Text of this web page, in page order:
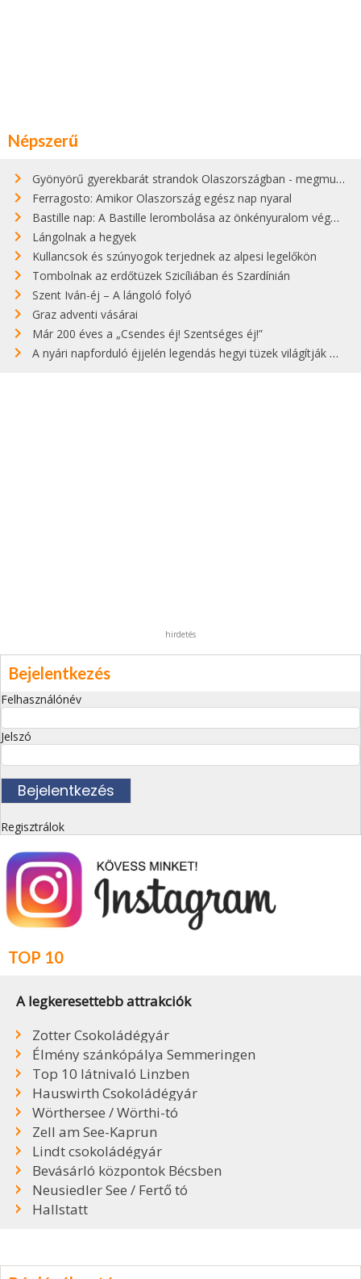
Népszerű
Gyönyörű gyerekbarát strandok Olaszországban - megmutatjuk a 15 legjobbat
Ferragosto: Amikor Olaszország egész nap nyaral
Bastille nap: A Bastille lerombolása az önkényuralom végét jelentette
Lángolnak a hegyek
Kullancsok és szúnyogok terjednek az alpesi legelőkön
Tombolnak az erdőtüzek Szicíliában és Szardínián
Szent Iván-éj – A lángoló folyó
Graz adventi vásárai
Már 200 éves a „Csendes éj! Szentséges éj!”
A nyári napforduló éjjelén legendás hegyi tüzek világítják meg Zugspitzét
hirdetés
Bejelentkezés
Felhasználónév
Jelszó
Regisztrálok
TOP 10
A legkeresettebb attrakciók
Zotter Csokoládégyár
Élmény szánkópálya Semmeringen
Top 10 látnivaló Linzben
Hauswirth Csokoládégyár
Wörthersee / Wörthi-tó
Zell am See-Kaprun
Lindt csokoládégyár
Bevásárló központok Bécsben
Neusiedler See / Fertő tó
Hallstatt